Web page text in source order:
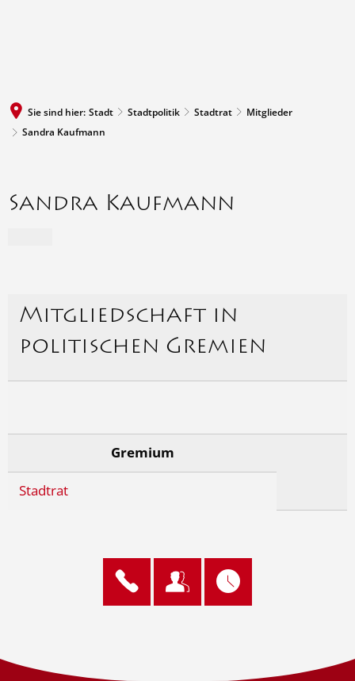
Sie sind hier: Stadt Stadtpolitik Stadtrat
Mitglieder
Sandra Kaufmann
Sandra Kaufmann
Mitgliedschaft in
politischen Gremien
Gremium
Stadtrat